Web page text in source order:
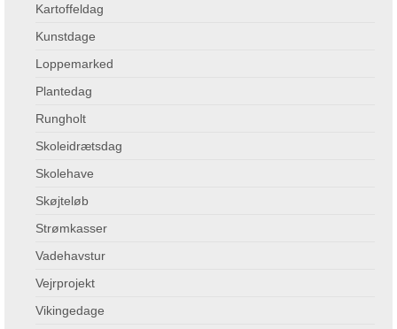
Kartoffeldag
Kunstdage
Loppemarked
Plantedag
Rungholt
Skoleidrætsdag
Skolehave
Skøjteløb
Strømkasser
Vadehavstur
Vejrprojekt
Vikingedage